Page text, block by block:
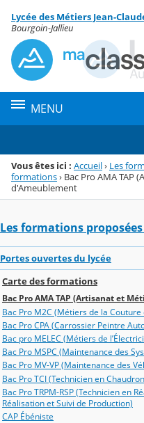
Menu de la rubrique
Contenu
Lycée des Métiers Jean-
Bourgoin-Jallieu
MENU
Vous êtes ici : Accueil› Les
formations› Bac Pro AMA TAP
d'Ameublement
Les formations
Portes ouvertes du lycée
Carte des formations
Bac Pro AMA TAP (Artisanat et
Bac Pro M2C (Métiers de la
Bac Pro CPA (Carrossier Peintre
Bac pro MELEC (Métiers de
Bac Pro MSPC (Maintenance des
Bac Pro MV-VP (Maintenance des
Bac Pro TCI (Technicien en
Bac Pro TRPM-RSP (Technicien en
Réalisation et Suivi de Production)
CAP Ébéniste